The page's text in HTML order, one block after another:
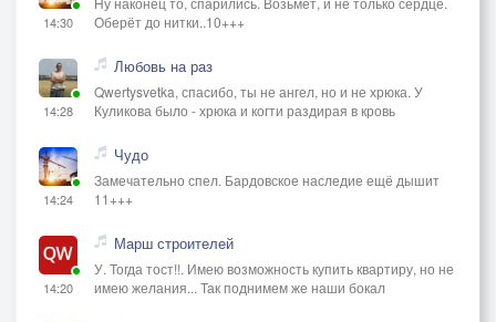
14:30
Оберёт до нитки..10+++
14:28
Любовь на раз
Qwertysvetka, спасибо, ты не ангел, но и не хрюка. У
Куликова было - хрюка и когти раздирая в кровь
14:24
Чудо
Замечательно спел. Бардовское наследие ещё дышит
11+++
14:20
Марш строителей
У. Тогда тост!!. Имею возможность купить квартиру, но не
имею желания... Так поднимем же наши бокал